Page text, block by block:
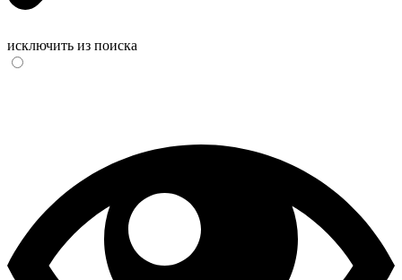
исключить из поиска